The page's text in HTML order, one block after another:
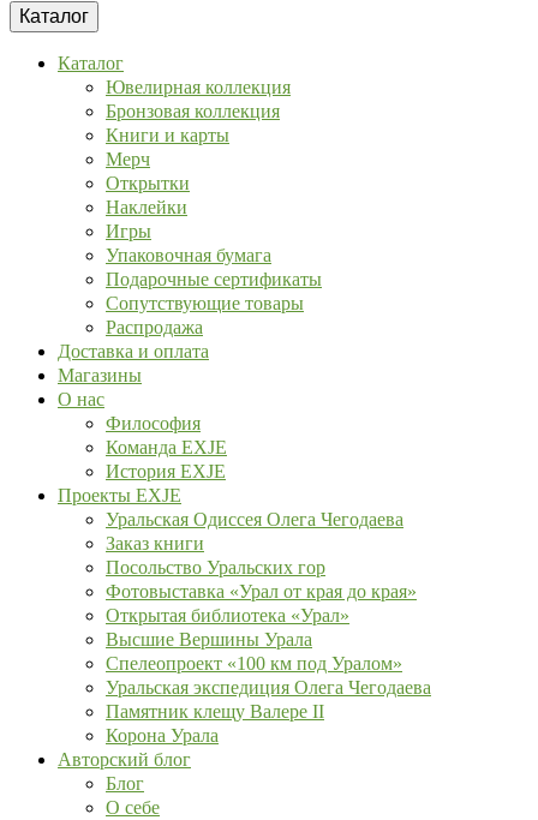
Каталог
Каталог
Ювелирная коллекция
Бронзовая коллекция
Книги и карты
Мерч
Открытки
Наклейки
Игры
Упаковочная бумага
Подарочные сертификаты
Сопутствующие товары
Распродажа
Доставка и оплата
Магазины
О нас
Философия
Команда EXJE
История EXJE
Проекты EXJE
Уральская Одиссея Олега Чегодаева
Заказ книги
Посольство Уральских гор
Фотовыставка «Урал от края до края»
Открытая библиотека «Урал»
Высшие Вершины Урала
Спелеопроект «100 км под Уралом»
Уральская экспедиция Олега Чегодаева
Памятник клещу Валере II
Корона Урала
Авторский блог
Блог
О себе